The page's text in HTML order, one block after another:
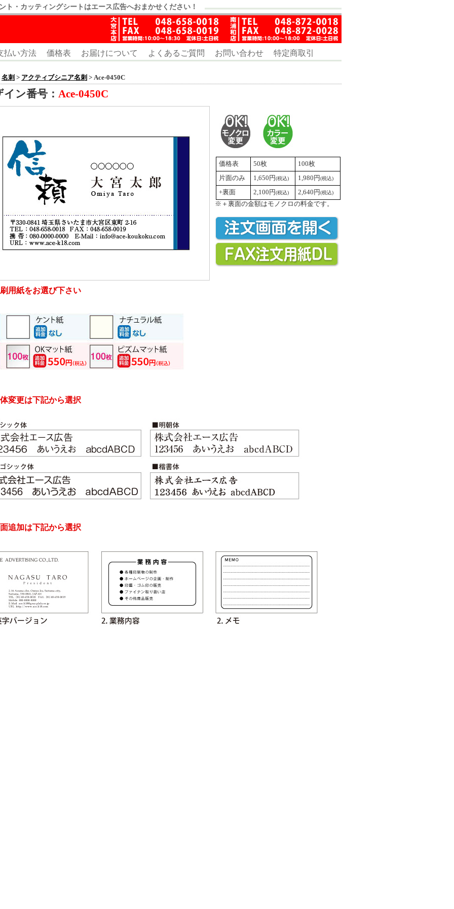
ト・カッティングシートはエース広告へおまかせください！
払い方法 価格表 お届けについて よくあるご質問 お問い合わせ 特定商取引
名刺 > アクティブシニア名刺 > Ace-0450C
イン番号： Ace-0450C
価格表 50枚
100枚
片面のみ
1,650円(税込) 1,980円(税込)
+裏面 2,100円(税込) 2,640円(税込)
※＋裏面の金額はモノクロの料金です。
用紙をお選び下さい
変更は下記から選択
追加は下記から選択